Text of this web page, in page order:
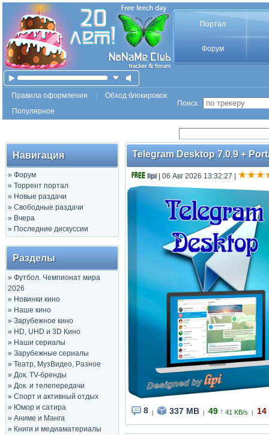
Портал
Форум
Правила оформления
Обход блокировок
Популярное
Поиск :
Навигация
» Форум
» Торрент портал
» Новые раздачи
» Свободные раздачи
» Вчера
» Последние дискуссии
Разделы
» Футбол. Чемпионат мира
2026
» Новинки кино
» Наше кино
» Зарубежное кино
» HD, UHD и 3D Кино
» Наши сериалы
» Зарубежные сериалы
» Театр, МузВидео, Разное
» Док. TV-бренды
» Док. и телепередачи
» Спорт и активный отдых
» Юмор и сатира
» Аниме и Манга
» Книги и медиаматериалы
Telegram Desktop 7.0.9 +
lipi | 06 Авг 2026 13:32:27
8 337 MB 49 ↑ 41 KB/s 14